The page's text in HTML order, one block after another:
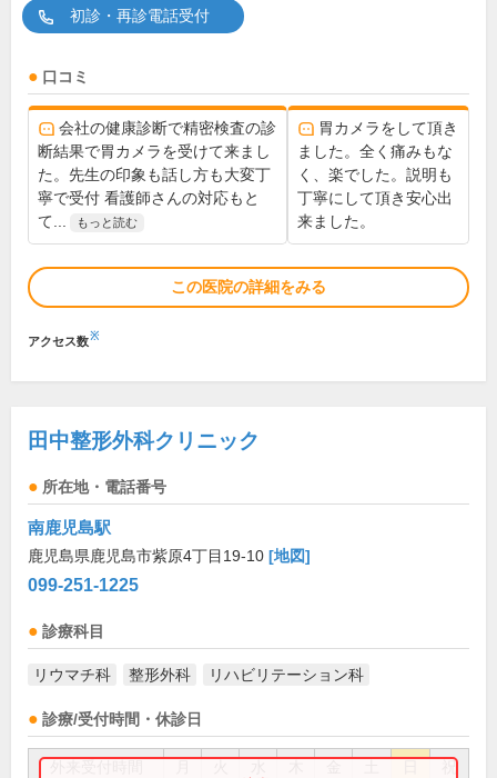
初診・再診電話受付
口コミ
会社の健康診断で精密検査の診
断結果で胃カメラを受けて来まし
た。先生の印象も話し方も大変丁
寧で受付 看護師さんの対応もと
て...
もっと読む
胃カメラをして頂き
ました。全く痛みもな
く、楽でした。説明も
丁寧にして頂き安心出
来ました。
この医院の詳細をみる
アクセス数※
田中整形外科クリニック
所在地・電話番号
南鹿児島駅
鹿児島県鹿児島市紫原4丁目19-10 [地図]
099-251-1225
診療科目
リウマチ科 整形外科 リハビリテーション科
診療/受付時間・休診日
祝